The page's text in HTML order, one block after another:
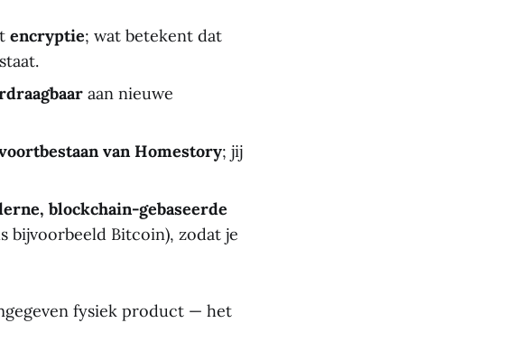
encryptie; wat betekent dat
aan nieuwe
van Homestory; jij
blockchain-gebaseerde
bijvoorbeeld Bitcoin), zodat je
fysiek product — het